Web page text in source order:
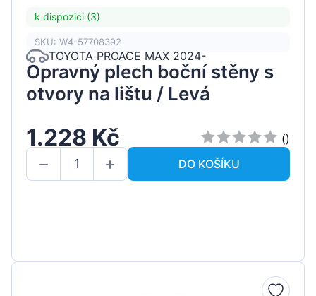
k dispozici (3)
SKU: W4-57708392
TOYOTA PROACE MAX 2024-
Opravný plech boční stěny s
otvory na lištu / Levá
1.228 Kč
()
DO KOŠÍKU